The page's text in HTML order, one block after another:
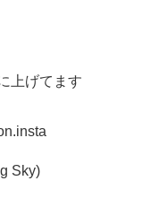
上げてます
Sky)